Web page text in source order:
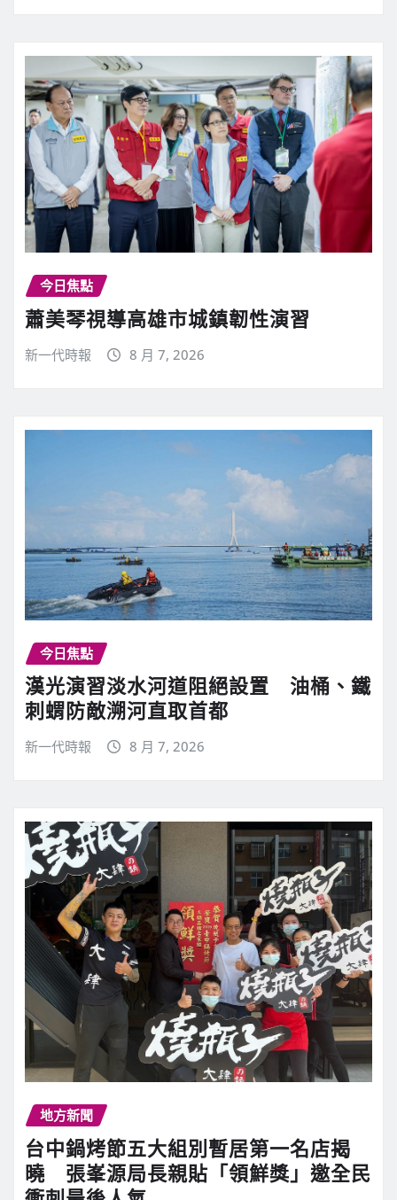
今日焦點
蕭美琴視導高雄市城鎮韌性演習
新一代時報 8 月 7, 2026
今日焦點
漢光演習淡水河道阻絕設置 油桶、鐵
刺蝟防敵溯河直取首都
新一代時報 8 月 7, 2026
地方新聞
台中鍋烤節五大組別暫居第一名店揭
曉 張峯源局長親貼「領鮮獎」邀全民